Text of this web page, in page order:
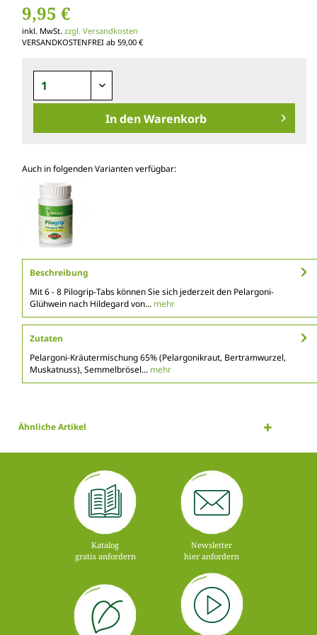
9,95 €
inkl. MwSt. zzgl. Versandkosten
VERSANDKOSTENFREI ab 59,00 €
In den Warenkorb
Auch in folgenden Varianten verfügbar:
Beschreibung
Mit 6 - 8 Pilogrip-Tabs können Sie sich jederzeit den Pelargoni-
Glühwein nach Hildegard von... mehr
Zutaten
Pelargoni-Kräutermischung 65% (Pelargonikraut, Bertramwurzel,
Muskatnuss), Semmelbrösel... mehr
Ähnliche Artikel
Katalog
gratis anfordern
Newsletter
hier anfordern